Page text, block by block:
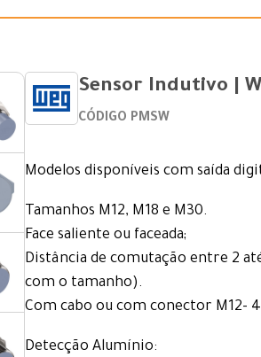
Sensor Indutivo |
CÓDIGO PMSW
Modelos disponíveis com saída
Tamanhos M12, M18 e M30.
Face saliente ou faceada;
Distância de comutação entre 2
com o tamanho).
Com cabo ou com conector M12- 4
Detecção Alumínio: